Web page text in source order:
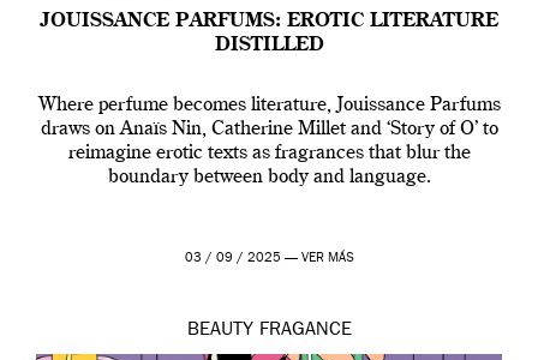
JOUISSANCE PARFUMS: EROTIC LITERATURE
DISTILLED
Where perfume becomes literature, Jouissance Parfums
draws on Anaïs Nin, Catherine Millet and ‘Story of O’ to
reimagine erotic texts as fragrances that blur the
boundary between body and language.
03 / 09 / 2025 — VER MÁS
BEAUTY FRAGANCE